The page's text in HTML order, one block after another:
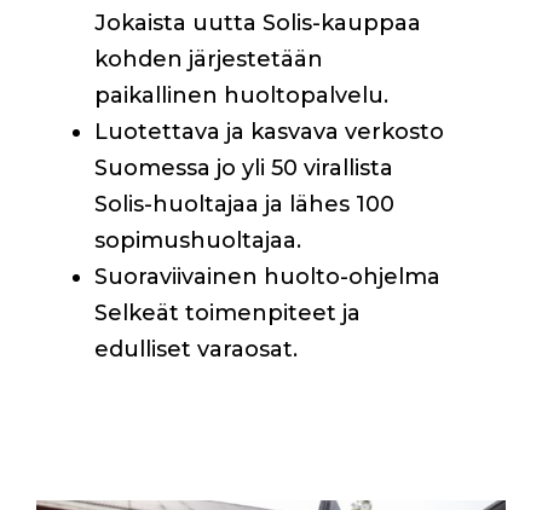
Jokaista uutta Solis-kauppaa
kohden järjestetään
paikallinen huoltopalvelu.
Luotettava ja kasvava verkosto
Suomessa jo yli 50 virallista
Solis-huoltajaa ja lähes 100
sopimushuoltajaa.
Suoraviivainen huolto-ohjelma
Selkeät toimenpiteet ja
edulliset varaosat.